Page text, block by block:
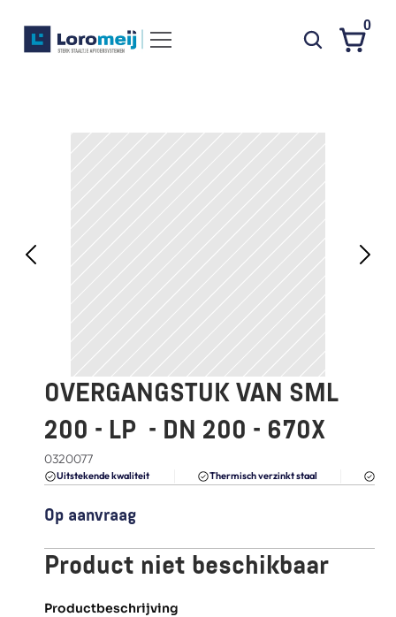
FAQ
Blogs
0
OVERGANGSTUK VAN SML
200 - LP  - DN 200 - 670X
0320077
Uitstekende kwaliteit Thermisch verzinkt staal
Op aanvraag
Product niet beschikbaar
Productbeschrijving